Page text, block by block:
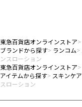
東急百貨店オンラインストア
ブランドから探す
ランコム
ンスローション
東急百貨店オンラインストア
アイテムから探す
スキンケア
スローション